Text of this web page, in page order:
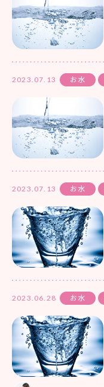
2023.07.13 お水
2023.07.13 お水
2023.06.28 お水